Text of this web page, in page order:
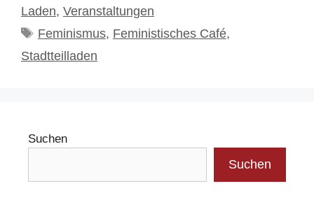
Laden, Veranstaltungen
Schlagwörter
Feminismus, Feministisches Café,
Stadtteilladen
Suchen
Suchen